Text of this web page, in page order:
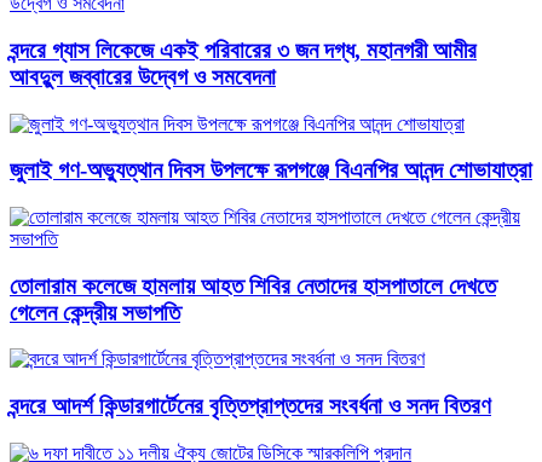
বন্দরে গ্যাস লিকেজে একই পরিবারের ৩ জন দগ্ধ, মহানগরী আমীর
আবদুুল জব্বারের উদ্বেগ ও সমবেদনা
জুলাই গণ-অভ্যুত্থান দিবস উপলক্ষে রূপগঞ্জে বিএনপির আনন্দ শোভাযাত্রা
তোলারাম কলেজে হামলায় আহত শিবির নেতাদের হাসপাতালে দেখতে
গেলেন কেন্দ্রীয় সভাপতি
বন্দরে আদর্শ কিন্ডারগার্টেনের বৃত্তিপ্রাপ্তদের সংবর্ধনা ও সনদ বিতরণ